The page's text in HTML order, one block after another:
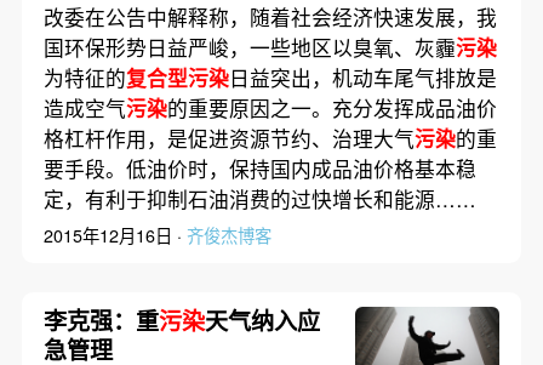
改委在公告中解释称，随着社会经济快速发展，我
国环保形势日益严峻，一些地区以臭氧、灰霾污染
为特征的复合型污染日益突出，机动车尾气排放是
造成空气污染的重要原因之一。充分发挥成品油价
格杠杆作用，是促进资源节约、治理大气污染的重
要手段。低油价时，保持国内成品油价格基本稳
定，有利于抑制石油消费的过快增长和能源……
2015年12月16日 · 齐俊杰博客
李克强：重污染天气纳入应
急管理